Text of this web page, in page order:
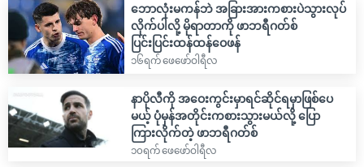
ဘောလုံးမကန်ဘဲ အခြားအားကစားပဲသွားလုပ်
လိုက်ပါလို့ မိုရာတာကို ဖာဘရီဂတ်စ်
ပြင်းပြင်းထန်ထန်ဝေဖန်
၁၆ရက် ဖေဖော်ဝါရီလ
နာပိုလီကို အဝေးကွင်းမှာရင်ဆိုင်ရမှာဖြစ်ပေ
မယ့် ပုံမှန်အတိုင်းကစားသွားမယ်လို့ ပြော
ကြားလိုက်တဲ့ ဖာဘရီဂတ်စ်
၁၀ရက် ဖေဖော်ဝါရီလ